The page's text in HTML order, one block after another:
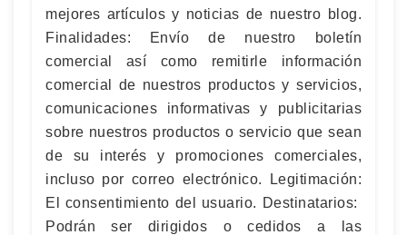
mejores artículos y noticias de nuestro blog.
Finalidades: Envío de nuestro boletín
comercial así como remitirle información
comercial de nuestros productos y servicios,
comunicaciones informativas y publicitarias
sobre nuestros productos o servicio que sean
de su interés y promociones comerciales,
incluso por correo electrónico. Legitimación:
El consentimiento del usuario. Destinatarios:
Podrán ser dirigidos o cedidos a las